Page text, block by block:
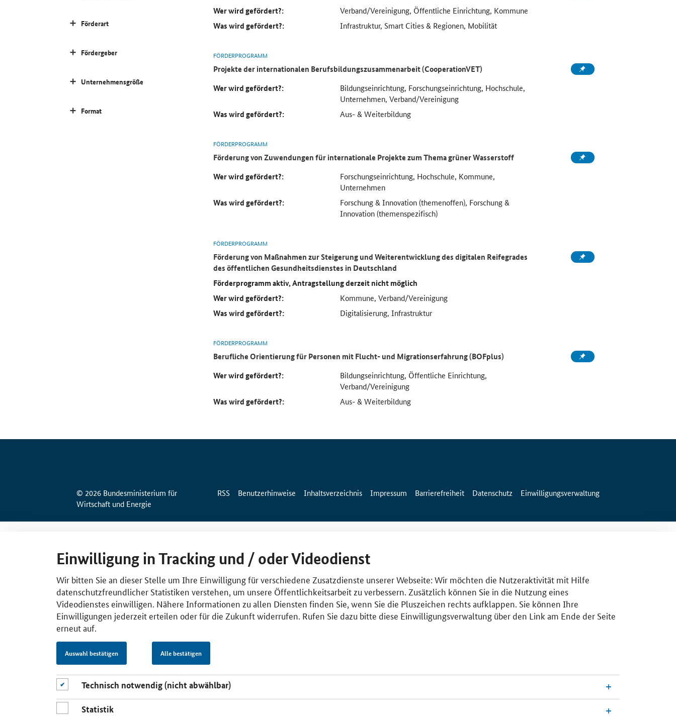
Wer wird gefördert?:
Verband/Vereinigung, Öffentliche Einrichtung, Kommune
Was wird gefördert?: Infrastruktur, Smart Cities & Regionen, Mobilität
FÖRDERPROGRAMM
Projekte der internationalen Berufsbildungszusammenarbeit (CooperationVET)
Wer wird gefördert?:
Bildungseinrichtung, Forschungseinrichtung, Hochschule,
Unternehmen, Verband/Vereinigung
Was wird gefördert?: Aus- & Weiterbildung
FÖRDERPROGRAMM
Förderung von Zuwendungen für internationale Projekte zum Thema grüner Wasserstoff
Wer wird gefördert?:
Forschungseinrichtung, Hochschule, Kommune,
Unternehmen
Was wird gefördert?:
Forschung & Innovation (themenoffen), Forschung &
Innovation (themenspezifisch)
FÖRDERPROGRAMM
Förderung von Maßnahmen zur Steigerung und Weiterentwicklung des digitalen Reifegrades
des öffentlichen Gesundheitsdienstes in Deutschland
Förderprogramm aktiv, Antragstellung derzeit nicht möglich
Wer wird gefördert?:
Kommune, Verband/Vereinigung
Was wird gefördert?: Digitalisierung, Infrastruktur
FÖRDERPROGRAMM
Berufliche Orientierung für Personen mit Flucht- und Migrationserfahrung (BOFplus)
Wer wird gefördert?:
Bildungseinrichtung, Öffentliche Einrichtung,
Verband/Vereinigung
Was wird gefördert?: Aus- & Weiterbildung
Förderart
Fördergeber
Unternehmensgröße
Format
© 2026 Bundesministerium für
Wirtschaft und Energie
RSS Benutzerhinweise Inhaltsverzeichnis Impressum Barrierefreiheit Datenschutz Einwilligungsverwaltung
Einwilligung in Tracking und / oder Videodienst
Wir bitten Sie an dieser Stelle um Ihre Einwilligung für verschiedene Zusatzdienste unserer Webseite: Wir möchten die Nutzeraktivität mit Hilfe
datenschutzfreundlicher Statistiken verstehen, um unsere Öffentlichkeitsarbeit zu verbessern. Zusätzlich können Sie in die Nutzung eines
Videodienstes einwilligen. Nähere Informationen zu allen Diensten finden Sie, wenn Sie die Pluszeichen rechts aufklappen. Sie können Ihre
Einwilligungen jederzeit erteilen oder für die Zukunft widerrufen. Rufen Sie dazu bitte diese Einwilligungsverwaltung über den Link am Ende der Seite
erneut auf.
Auswahl bestätigen Alle bestätigen
Technisch notwendig (nicht abwählbar)
Statistik